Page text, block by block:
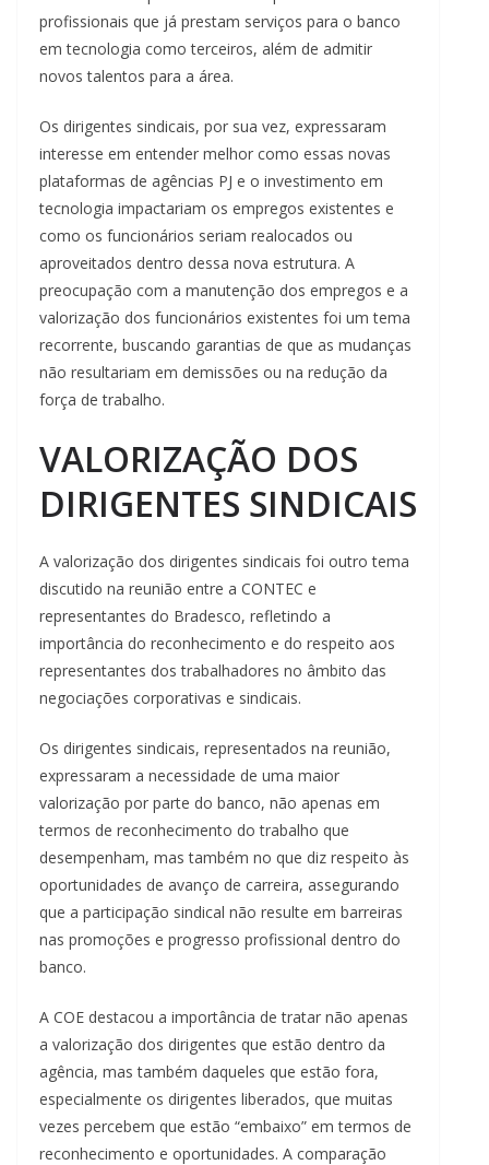
profissionais que já prestam serviços para o banco
em tecnologia como terceiros, além de admitir
novos talentos para a área.
Os dirigentes sindicais, por sua vez, expressaram
interesse em entender melhor como essas novas
plataformas de agências PJ e o investimento em
tecnologia impactariam os empregos existentes e
como os funcionários seriam realocados ou
aproveitados dentro dessa nova estrutura. A
preocupação com a manutenção dos empregos e a
valorização dos funcionários existentes foi um tema
recorrente, buscando garantias de que as mudanças
não resultariam em demissões ou na redução da
força de trabalho.
VALORIZAÇÃO DOS
DIRIGENTES SINDICAIS
A valorização dos dirigentes sindicais foi outro tema
discutido na reunião entre a CONTEC e
representantes do Bradesco, refletindo a
importância do reconhecimento e do respeito aos
representantes dos trabalhadores no âmbito das
negociações corporativas e sindicais.
Os dirigentes sindicais, representados na reunião,
expressaram a necessidade de uma maior
valorização por parte do banco, não apenas em
termos de reconhecimento do trabalho que
desempenham, mas também no que diz respeito às
oportunidades de avanço de carreira, assegurando
que a participação sindical não resulte em barreiras
nas promoções e progresso profissional dentro do
banco.
A COE destacou a importância de tratar não apenas
a valorização dos dirigentes que estão dentro da
agência, mas também daqueles que estão fora,
especialmente os dirigentes liberados, que muitas
vezes percebem que estão “embaixo” em termos de
reconhecimento e oportunidades. A comparação